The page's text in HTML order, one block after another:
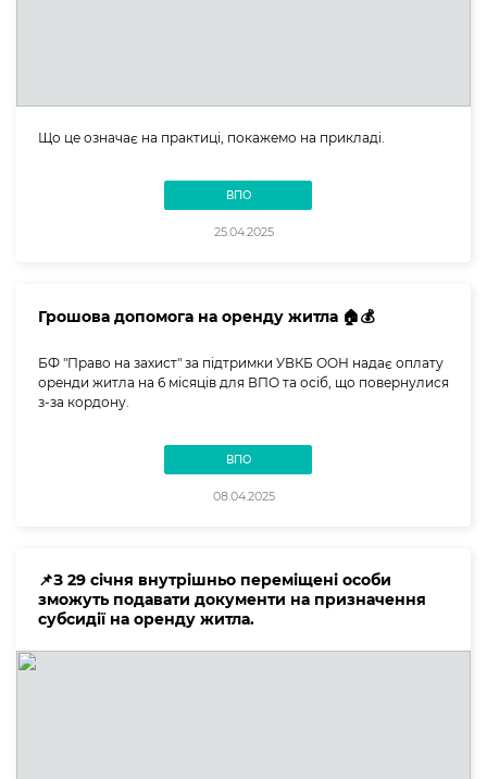
Що це означає на практиці, покажемо на прикладі.
ВПО
25.04.2025
Грошова допомога на оренду житла 🏠💰
БФ "Право на захист" за підтримки УВКБ ООН надає оплату
оренди житла на 6 місяців для ВПО та осіб, що повернулися
з-за кордону.
ВПО
08.04.2025
📌З 29 січня внутрішньо переміщені особи
зможуть подавати документи на призначення
субсидії на оренду житла.